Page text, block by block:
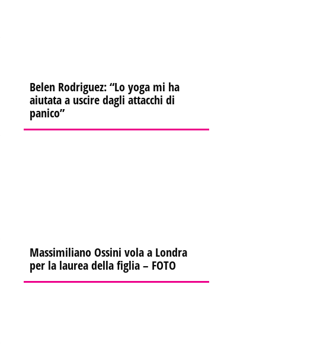
Belen Rodriguez: “Lo yoga mi ha
aiutata a uscire dagli attacchi di
panico”
Massimiliano Ossini vola a Londra
per la laurea della figlia – FOTO